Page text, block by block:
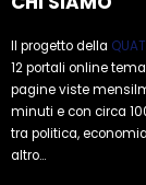
Il progetto della
12 portali online
pagine viste
minuti e con circa
tra politica,
altro...